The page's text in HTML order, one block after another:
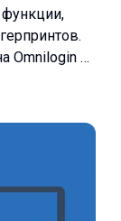
Omnilogin в